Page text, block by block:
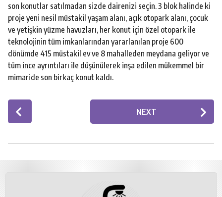
son konutlar satılmadan sizde dairenizi seçin. 3 blok halinde ki
proje yeni nesil müstakil yaşam alanı, açık otopark alanı, çocuk
ve yetişkin yüzme havuzları, her konut için özel otopark ile
teknolojinin tüm imkanlarından yararlanılan proje 600
dönümde 415 müstakil ev ve 8 mahalleden meydana geliyor ve
tüm ince ayrıntıları ile düşünülerek inşa edilen mükemmel bir
mimaride son birkaç konut kaldı.
P
o
t
P
a
NEXT